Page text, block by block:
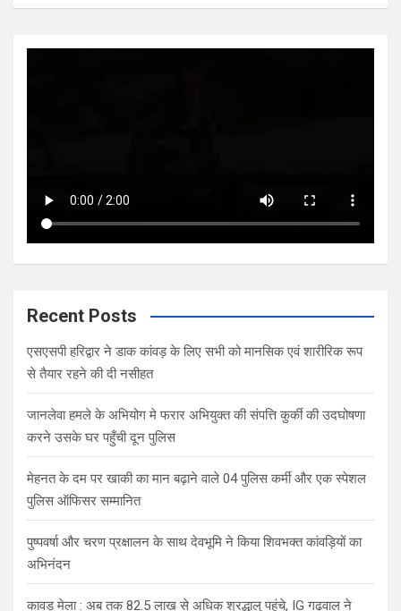
Recent Posts
एसएसपी हरिद्वार ने डाक कांवड़ के लिए सभी को मानसिक एवं शारीरिक रूप
से तैयार रहने की दी नसीहत
जानलेवा हमले के अभियोग मे फरार अभियुक्त की संपत्ति कुर्की की उदघोषणा
करने उसके घर पहुँची दून पुलिस
मेहनत के दम पर खाकी का मान बढ़ाने वाले 04 पुलिस कर्मी और एक स्पेशल
पुलिस ऑफिसर सम्मानित
पुष्पवर्षा और चरण प्रक्षालन के साथ देवभूमि ने किया शिवभक्त कांवड़ियों का
अभिनंदन
कावड़ मेला : अब तक 82.5 लाख से अधिक श्रद्धालु पहुंचे, IG गढ़वाल ने